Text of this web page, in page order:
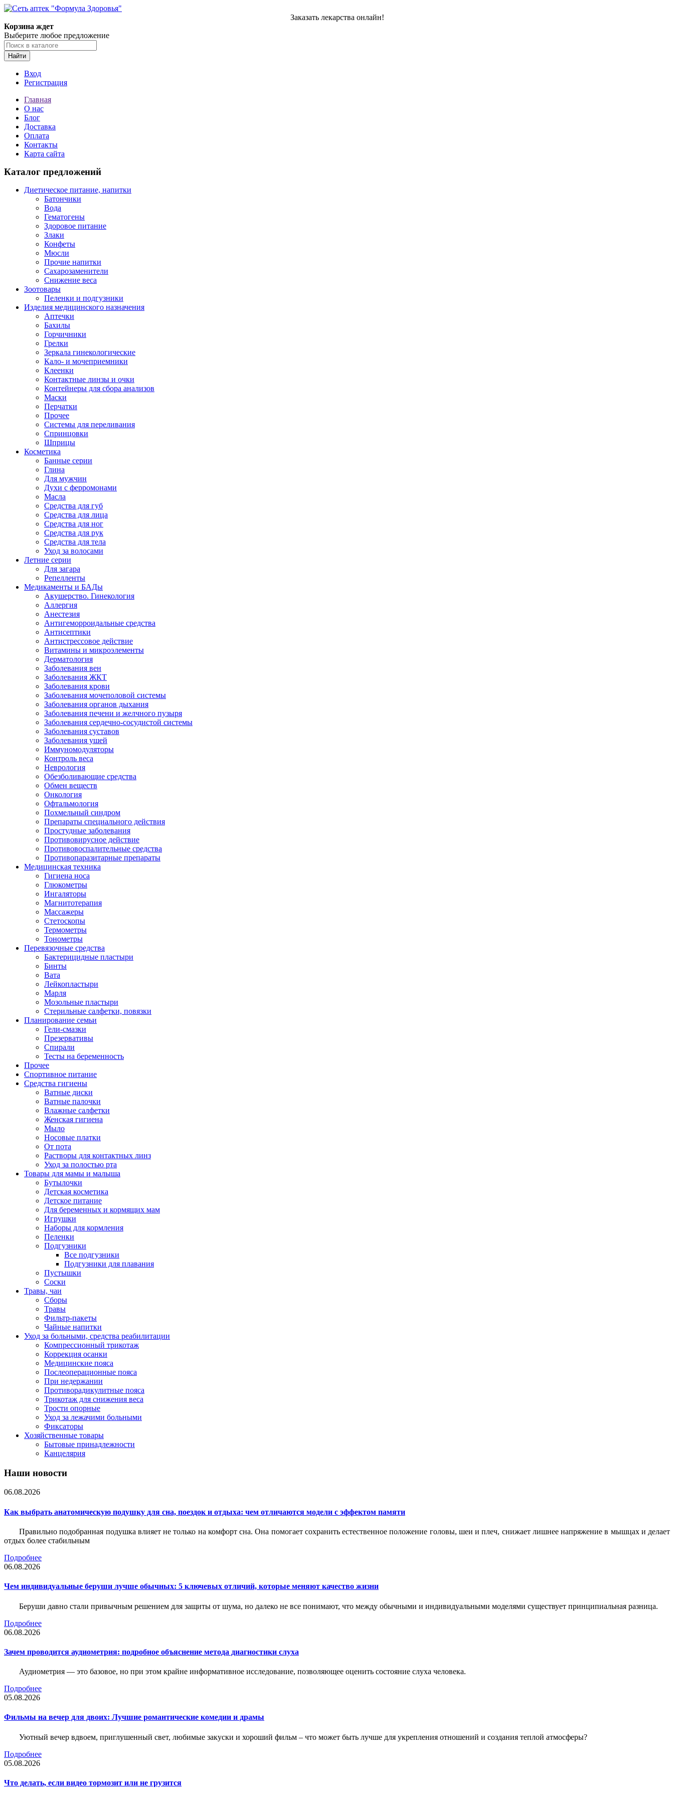
Заказать лекарства онлайн!
Корзина ждет
Выберите любое предложение
Найти
Вход
Регистрация
Главная
О нас
Блог
Доставка
Оплата
Контакты
Карта сайта
Каталог предложений
Диетическое питание, напитки
Батончики
Вода
Гематогены
Здоровое питание
Злаки
Конфеты
Мюсли
Прочие напитки
Сахарозаменители
Снижение веса
Зоотовары
Пеленки и подгузники
Изделия медицинского назначения
Аптечки
Бахилы
Горчичники
Грелки
Зеркала гинекологические
Кало- и мочеприемники
Клеенки
Контактные линзы и очки
Контейнеры для сбора анализов
Маски
Перчатки
Прочее
Системы для переливания
Спринцовки
Шприцы
Косметика
Банные серии
Глина
Для мужчин
Духи с ферромонами
Масла
Средства для губ
Средства для лица
Средства для ног
Средства для рук
Средства для тела
Уход за волосами
Летние серии
Для загара
Репелленты
Медикаменты и БАДы
Акушерство. Гинекология
Аллергия
Анестезия
Антигеморроидальные средства
Антисептики
Антистрессовое действие
Витамины и микроэлементы
Дерматология
Заболевания вен
Заболевания ЖКТ
Заболевания крови
Заболевания мочеполовой системы
Заболевания органов дыхания
Заболевания печени и желчного пузыря
Заболевания сердечно-сосудистой системы
Заболевания суставов
Заболевания ушей
Иммуномодуляторы
Контроль веса
Неврология
Обезболивающие средства
Обмен веществ
Онкология
Офтальмология
Похмельный синдром
Препараты специального действия
Простудные заболевания
Противовирусное действие
Противовоспалительные средства
Противопаразитарные препараты
Медицинская техника
Гигиена носа
Глюкометры
Ингаляторы
Магнитотерапия
Массажеры
Стетоскопы
Термометры
Тонометры
Перевязочные средства
Бактерицидные пластыри
Бинты
Вата
Лейкопластыри
Марля
Мозольные пластыри
Стерильные салфетки, повязки
Планирование семьи
Гели-смазки
Презервативы
Спирали
Тесты на беременность
Прочее
Спортивное питание
Средства гигиены
Ватные диски
Ватные палочки
Влажные салфетки
Женская гигиена
Мыло
Носовые платки
От пота
Растворы для контактных линз
Уход за полостью рта
Товары для мамы и малыша
Бутылочки
Детская косметика
Детское питание
Для беременных и кормящих мам
Игрушки
Наборы для кормления
Пеленки
Подгузники
Все подгузники
Подгузники для плавания
Пустышки
Соски
Травы, чаи
Сборы
Травы
Фильтр-пакеты
Чайные напитки
Уход за больными, средства реабилитации
Компрессионный трикотаж
Коррекция осанки
Медицинские пояса
Послеоперационные пояса
При недержании
Противорадикулитные пояса
Трикотаж для снижения веса
Трости опорные
Уход за лежачими больными
Фиксаторы
Хозяйственные товары
Бытовые принадлежности
Канцелярия
Наши новости
06.08.2026
Как выбрать анатомическую подушку для сна, поездок и отдыха: чем отличаются модели с эффектом памяти
Правильно подобранная подушка влияет не только на комфорт сна. Она помогает сохранить естественное положение головы, шеи и плеч, снижает лишнее напряжение в мышцах и делает
отдых более стабильным
Подробнее
06.08.2026
Чем индивидуальные беруши лучше обычных: 5 ключевых отличий, которые меняют качество жизни
Беруши давно стали привычным решением для защиты от шума, но далеко не все понимают, что между обычными и индивидуальными моделями существует принципиальная разница.
Подробнее
06.08.2026
Зачем проводится аудиометрия: подробное объяснение метода диагностики слуха
Аудиометрия — это базовое, но при этом крайне информативное исследование, позволяющее оценить состояние слуха человека.
Подробнее
05.08.2026
Фильмы на вечер для двоих: Лучшие романтические комедии и драмы
Уютный вечер вдвоем, приглушенный свет, любимые закуски и хороший фильм – что может быть лучше для укрепления отношений и создания теплой атмосферы?
Подробнее
05.08.2026
Что делать, если видео тормозит или не грузится